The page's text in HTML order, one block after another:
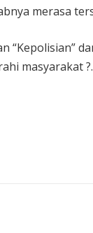
merasa
masyarakat ?.